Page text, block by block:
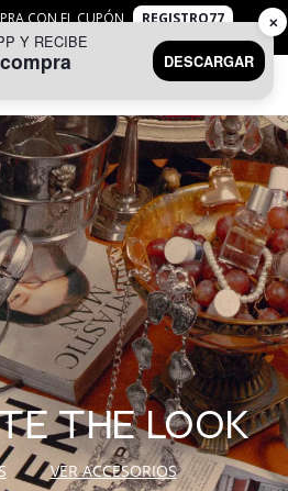
CON EL CUPÓN
REGISTRO77
TYC
THE LOOK
VER ACCESORIOS
Y RECIBE
DESCARGAR
✕